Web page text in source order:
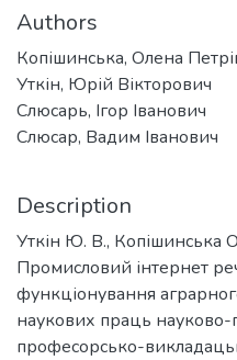
Authors
Копішинська, Олена
Уткін, Юрій Вікторович
Слюсарь, Ігор Іванович
Слюсар, Вадим Іванович
Description
Уткін Ю. В., Копішинська
Промисловий інтернет
функціонування
наукових праць науково-
професорсько-